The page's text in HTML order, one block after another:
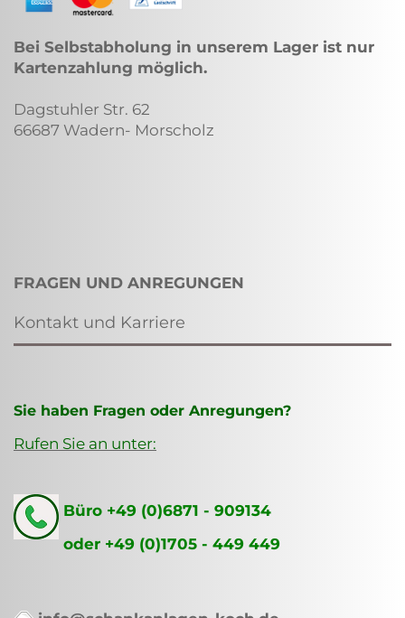
Bei Selbstabholung in unserem Lager ist nur
Kartenzahlung möglich.
Dagstuhler Str. 62
66687 Wadern- Morscholz
FRAGEN UND ANREGUNGEN
Kontakt und Karriere
Sie haben Fragen oder Anregungen?
Rufen Sie an unter:
Büro +49 (0)6871 - 909134
oder +49 (0)1705 - 449 449